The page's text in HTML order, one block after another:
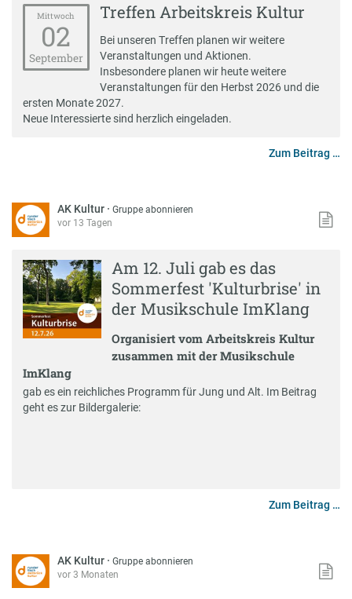
Mittwoch
02
September
Treffen Arbeitskreis Kultur
Bei unseren Treffen planen wir weitere
Veranstaltungen und Aktionen.
Insbesondere planen wir heute weitere
Veranstaltungen für den Herbst 2026 und die
ersten Monate 2027.
Neue Interessierte sind herzlich eingeladen.
Zum Beitrag …
AK Kultur ·Gruppe abonnieren
vor 13 Tagen
Am 12. Juli gab es das
Sommerfest 'Kulturbrise' in
der Musikschule ImKlang
Organisiert vom Arbeitskreis Kultur
zusammen mit der Musikschule
ImKlang
gab es ein reichliches Programm für Jung und Alt. Im Beitrag
geht es zur Bildergalerie:
Zum Beitrag …
AK Kultur ·Gruppe abonnieren
vor 3 Monaten